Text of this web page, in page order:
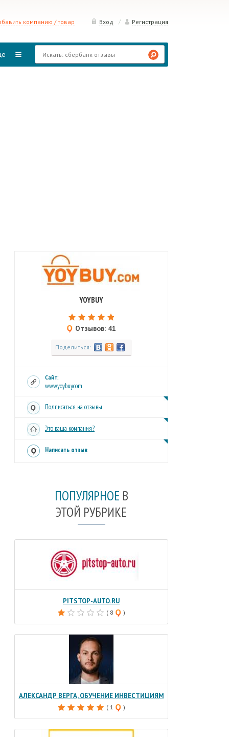
компанию / товар Вход / Регистрация
YOYBUY
Отзывов: 41
Поделиться:
Сайт:
www.yoybuy.com
Подписаться на отзывы
Это ваша компания?
Написать отзыв
ПОПУЛЯРНОЕ В
ЭТОЙ РУБРИКЕ
PITSTOP-AUTO.RU
( 8 )
АЛЕКСАНДР ВЕРГА, ОБУЧЕНИЕ ИНВЕСТИЦИЯМ
( 1 )